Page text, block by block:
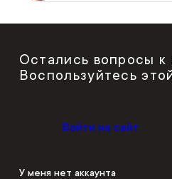
Остались вопросы к
Воспользуйтесь
Войти на сайт
У меня нет аккаунта